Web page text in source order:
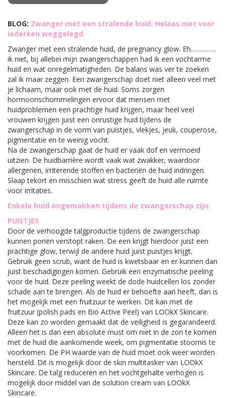
BLOG: Zwanger met een stralende huid. Helaas niet voor
iedereen weggelegd.
Zwanger met een stralende huid, de pregnancy glow. Eh…………..
ik niet, bij allebei mijn zwangerschappen had ik een vochtarme
huid en wat onregelmatigheden. De balans was ver te zoeken
zal ik maar zeggen. Een zwangerschap doet niet alleen veel met
je lichaam, maar ook met de huid. Soms zorgen
hormoonschommelingen ervoor dat mensen met
huidproblemen een prachtige huid krijgen, maar heel veel
vrouwen krijgen juist een onrustige huid tijdens de
zwangerschap in de vorm van puistjes, vlekjes, jeuk, couperose,
pigmentatie en te weinig vocht.
Na de zwangerschap gaat de huid er vaak dof en vermoeid
uitzien. De huidbarrière wordt vaak wat zwakker, waardoor
allergenen, irriterende stoffen en bacteriën de huid indringen.
Slaap tekort en misschien wat stress geeft de huid alle ruimte
voor irritaties.
Enkele huid ongemakken tijdens de zwangerschap zijn:
PUISTJES
Door de verhoogde talgproductie tijdens de zwangerschap
kunnen poriën verstopt raken. De een krijgt hierdoor juist een
prachtige glow, terwijl de andere huid juist puistjes krijgt.
Gebruik geen scrub, want de huid is kwetsbaar en er kunnen dan
juist beschadigingen komen. Gebruik een enzymatische peeling
voor de huid. Deze peeling weekt de dode huidcellen los zonder
schade aan te brengen. Als de huid er behoefte aan heeft, dan is
het mogelijk met een fruitzuur te werken. Dit kan met de
fruitzuur (polish pads en Bio Active Peel) van LOOkX Skincare.
Deze kan zo worden gemaakt dat de veiligheid is gegarandeerd.
Alleen het is dan een absolute must om niet in de zon te komen
met de huid die aankomende week, om pigmentatie stoornis te
voorkomen. De PH waarde van de huid moet ook weer worden
hersteld. Dit is mogelijk door de skin multitasker van LOOkX
Skincare. De talg reduceren en het vochtgehalte verhogen is
mogelijk door middel van de solution cream van LOOkX
Skincare.